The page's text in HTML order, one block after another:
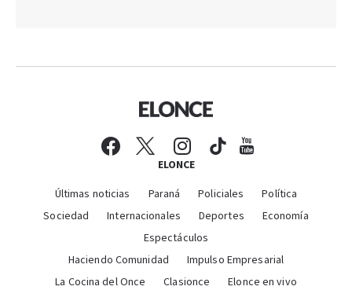
ELONCE
Últimas noticias Paraná Policiales
Política
Sociedad
Internacionales Deportes
Economía
Espectáculos
Haciendo Comunidad
Impulso Empresarial
La Cocina del Once
Clasionce Elonce en vivo